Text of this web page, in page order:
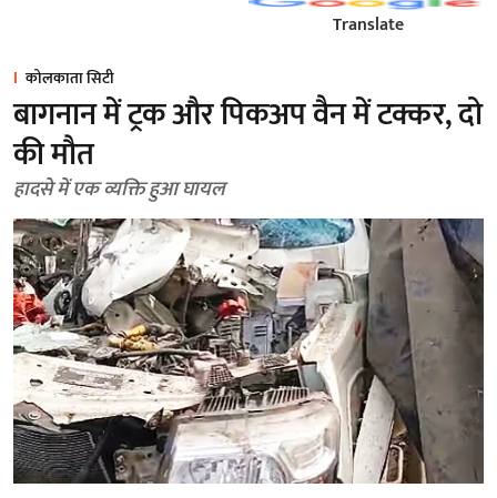
Translate
कोलकाता सिटी
बागनान में ट्रक और पिकअप वैन में टक्कर, दो
की मौत
हादसे में एक व्यक्ति हुआ घायल